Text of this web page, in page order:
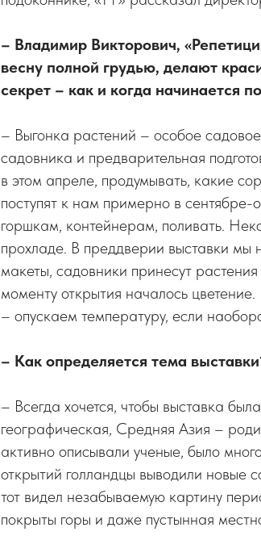
– Владимир Викторович,
весну полной грудью, делают
секрет – как и когда начинается
– Выгонка растений – особое
садовника и предварительная
в этом апреле, продумывать, какие
поступят к нам примерно в сентябре-
горшкам, контейнерам, поливать.
прохладе. В преддверии выставки
макеты, садовники принесут
моменту открытия началось
– опускаем температуру, если
– Как определяется тема
– Всегда хочется, чтобы выставка
географическая, Средняя Азия –
активно описывали ученые, было
открытий голландцы выводили новые
тот видел незабываемую картину
покрыты горы и даже пустынная